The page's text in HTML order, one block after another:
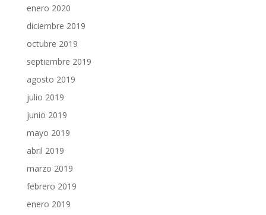
enero 2020
diciembre 2019
octubre 2019
septiembre 2019
agosto 2019
julio 2019
junio 2019
mayo 2019
abril 2019
marzo 2019
febrero 2019
enero 2019